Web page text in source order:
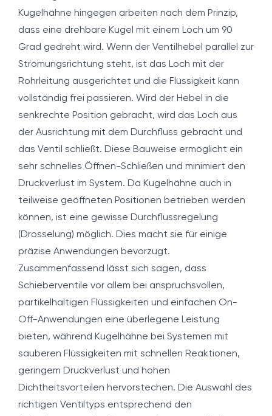
Kugelhähne hingegen arbeiten nach dem Prinzip,
dass eine drehbare Kugel mit einem Loch um 90
Grad gedreht wird. Wenn der Ventilhebel parallel zur
Strömungsrichtung steht, ist das Loch mit der
Rohrleitung ausgerichtet und die Flüssigkeit kann
vollständig frei passieren. Wird der Hebel in die
senkrechte Position gebracht, wird das Loch aus
der Ausrichtung mit dem Durchfluss gebracht und
das Ventil schließt. Diese Bauweise ermöglicht ein
sehr schnelles Öffnen-Schließen und minimiert den
Druckverlust im System. Da Kugelhähne auch in
teilweise geöffneten Positionen betrieben werden
können, ist eine gewisse Durchflussregelung
(Drosselung) möglich. Dies macht sie für einige
präzise Anwendungen bevorzugt.
Zusammenfassend lässt sich sagen, dass
Schieberventile vor allem bei anspruchsvollen,
partikelhaltigen Flüssigkeiten und einfachen On-
Off-Anwendungen eine überlegene Leistung
bieten, während Kugelhähne bei Systemen mit
sauberen Flüssigkeiten mit schnellen Reaktionen,
geringem Druckverlust und hohen
Dichtheitsvorteilen hervorstechen. Die Auswahl des
richtigen Ventiltyps entsprechend den